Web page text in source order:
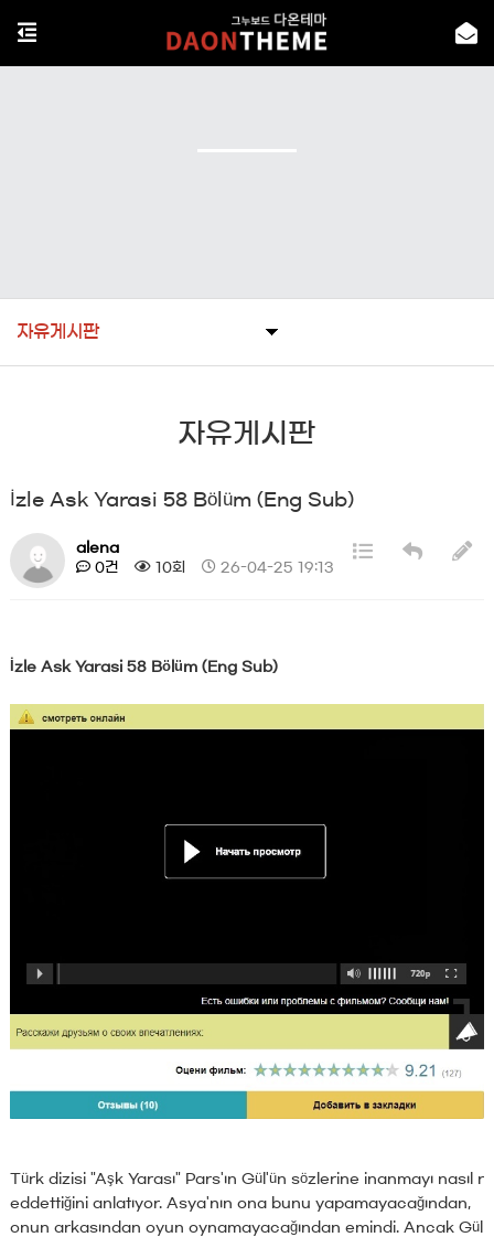
자유게시판
자유게시판
İzle Ask Yarasi 58 Bölüm (Eng Sub)
alena
0건
10회 26-04-25 19:13
İzle Ask Yarasi 58 Bölüm (Eng Sub)
Türk dizisi "Aşk Yarası" Pars'ın Gül'ün sözlerine inanmayı nasıl r
eddettiğini anlatıyor. Asya'nın ona bunu yapamayacağından,
onun arkasından oyun oynamayacağından emindi. Ancak Gül